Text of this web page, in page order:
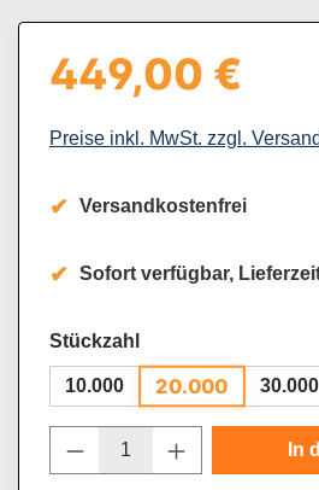
Regulärer Preis:
449,00 €
Preise inkl. MwSt. zzgl.
Versandkostenfrei
Sofort verfügbar,
Stückzahl auswählen
10.000 20.000 30.000
Produkt Anzahl: GibIn